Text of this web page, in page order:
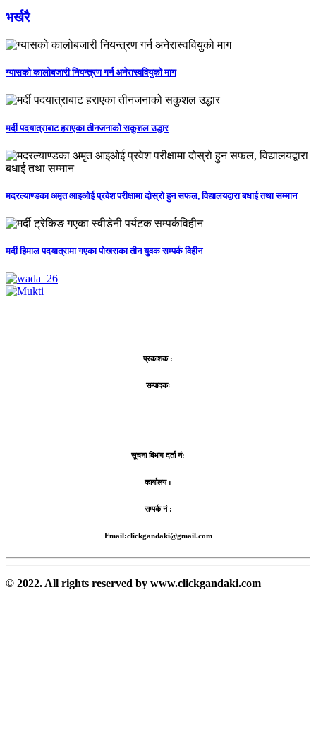
भर्खरै
ग्यासको कालोबजारी नियन्त्रण गर्न अनेरास्ववियुको माग
मर्दी पदयात्राबाट हराएका तीनजनाको सकुशल उद्धार
मदरल्याण्डका अमृत आइओई प्रवेश परीक्षामा दोस्रो हुन सफल, विद्यालयद्वारा बधाई तथा सम्मान
मर्दी हिमाल पदयात्रामा गएका पोखराका तीन युवक सम्पर्क विहीन
प्रकाशक :
सम्पादकः
सूचना बिभाग दर्ता नं:
कार्यालय :
सम्पर्क नं :
Email:clickgandaki@gmail.com
© 2022. All rights reserved by www.clickgandaki.com